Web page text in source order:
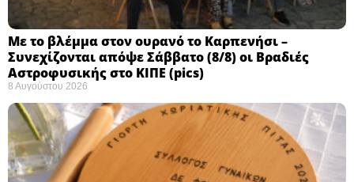
Με το βλέμμα στον ουρανό το Καρπενήσι –
Συνεχίζονται απόψε Σάββατο (8/8) οι Βραδιές
Αστροφυσικής στο ΚΙΠΕ (pics)
8 Αυγούστου 2026